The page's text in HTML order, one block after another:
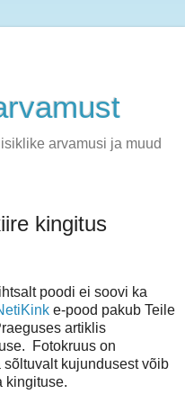
arvamusi ja muud
kingitus
poodi ei soovi ka
e-pood pakub Teile
artiklis
Fotokruus on
kujundusest võib
kingituse.